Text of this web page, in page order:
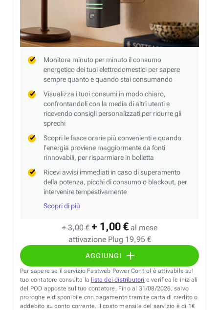
+ 3,00 € + 1,00 € al mese
attivazione Plug 19,95 €
AGGIUNGI
Monitora minuto per minuto il consumo
energetico dei tuoi elettrodomestici per sapere
sempre quanto e quando stai consumando
Visualizza i tuoi consumi in modo chiaro,
confrontandoli con la media di altri utenti e
ricevendo consigli personalizzati per ridurre gli
sprechi
Scopri le fasce orarie più convenienti e quando
l’energia proviene maggiormente da fonti
rinnovabili, per risparmiare in bolletta
Ricevi avvisi immediati in caso di superamento
della potenza, picchi di consumo o blackout, per
intervenire tempestivamente
Scopri di più
Per sapere se il servizio Fastweb Power Control è attivabile sul
tuo contatore consulta la lista dei distributori e verifica le iniziali
del POD apposte sul tuo contatore. Fino al 31/08/2026, salvo
proroghe e disponibile con pagamento tramite carta di credito o
addebito su conto corrente. Il costo mensile del servizio è di 1€